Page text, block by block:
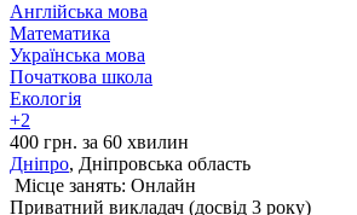
Англійська мова
Математика
Українська мова
Початкова школа
Екологія
+2
400 грн. за 60 хвилин
Дніпро, Дніпровська область
Місце занять: Онлайн
Приватний викладач (досвід 3 року)